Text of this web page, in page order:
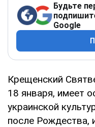
Будьте
Google
Крещенский
18 января, имеет
украинской
после Рождества,